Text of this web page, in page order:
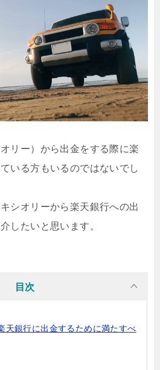
リー）から出金をする際に楽
いる方もいるのではないでし
シオリーから楽天銀行への出
したいと思います。
目次
天銀行に出金するために満たすべ